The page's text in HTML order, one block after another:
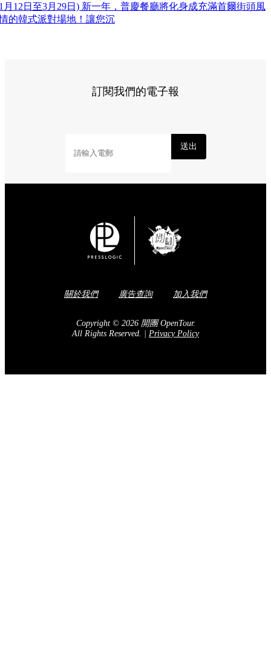
月12日至3月29日) 新一年，普慶餐廳將化身成充滿首爾街頭風
的韓式派對場地！讓您沉
訂閱我們的電子報
送出
關於我們 廣告查詢 加入我們
Copyright © 2026 開團 OpenTour.
All Rights Reserved. | Privacy Policy